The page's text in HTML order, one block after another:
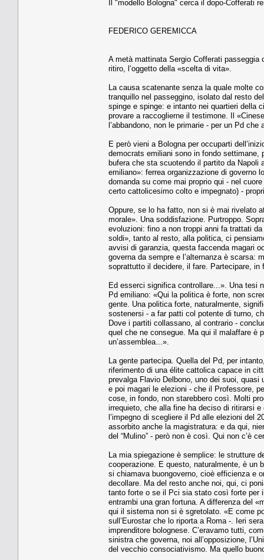
Il "modello Bologna" cerca il dopo-Cofferati
FEDERICO GEREMICCA
A metà mattinata Sergio Cofferati
ritiro, l’oggetto della «scelta di vita».
La causa scatenante senza la quale molte
tranquillo nel passeggino, isolato dal resto
spinge e spinge: e intanto nei quartieri della
provare a raccoglierne il testimone. Il
l’abbandono, non le primarie - per un Pd
E però vieni a Bologna per occuparti
democrats emiliani sono in fondo
bufera che sta scuotendo il partito da Napoli
emiliano»: ferrea organizzazione di governo
domanda su come mai proprio qui - nel
certo cattolicesimo colto e impegnato) -
Oppure, se lo ha fatto, non si è mai rivelato
morale». Una soddisfazione. Purtroppo.
evoluzioni: fino a non troppi anni fa trattati
soldi», tanto al resto, alla politica, ci
avvisi di garanzia, questa faccenda magari
governa da sempre e l’alternanza è scarsa:
soprattutto il decidere, il fare. Partecipare, in
Ed esserci significa controllare...». Una tesi
Pd emiliano: «Qui la politica è forte, non
gente. Una politica forte, naturalmente,
sostenersi - a far patti col potente di turno,
Dove i partiti collassano, al contrario -
quel che ne consegue. Ma qui il malaffare è
un’assemblea...».
La gente partecipa. Quella del Pd, per
riferimento di una élite cattolica capace in
prevalga Flavio Delbono, uno dei suoi,
e poi magari le elezioni - che il Professore,
cose, in fondo, non starebbero così. Molti
irrequieto, che alla fine ha deciso di ritirarsi
l’impegno di scegliere il Pd alle elezioni del
assorbito anche la magistratura: e da qui,
del “Mulino” - però non è così. Qui non c’è
La mia spiegazione è semplice: le strutture
cooperazione. E questo, naturalmente, è un
si chiamava buongoverno, cioè efficienza e
decollare. Ma del resto anche noi, qui, ci
tanto forte o se il Pci sia stato così forte per
entrambi una gran fortuna. A differenza del
qui il sistema non si è sgretolato. «E come
sull’Eurostar che lo riporta a Roma -. Ieri
imprenditore bolognese. C’eravamo tutti,
sinistra che governa, noi all’opposizione,
del vecchio consociativismo. Ma quello